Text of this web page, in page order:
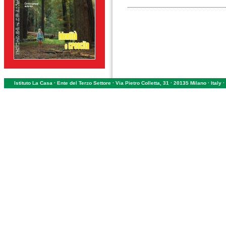
Istituto La Casa · Ente del Terzo Settore · Via Pietro Colletta, 31 · 20135 Milano · Italy